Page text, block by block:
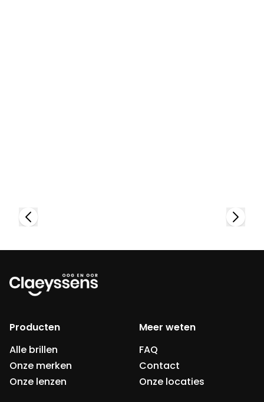
Producten
Alle brillen
Onze merken
Onze lenzen
Meer weten
FAQ
Contact
Onze locaties